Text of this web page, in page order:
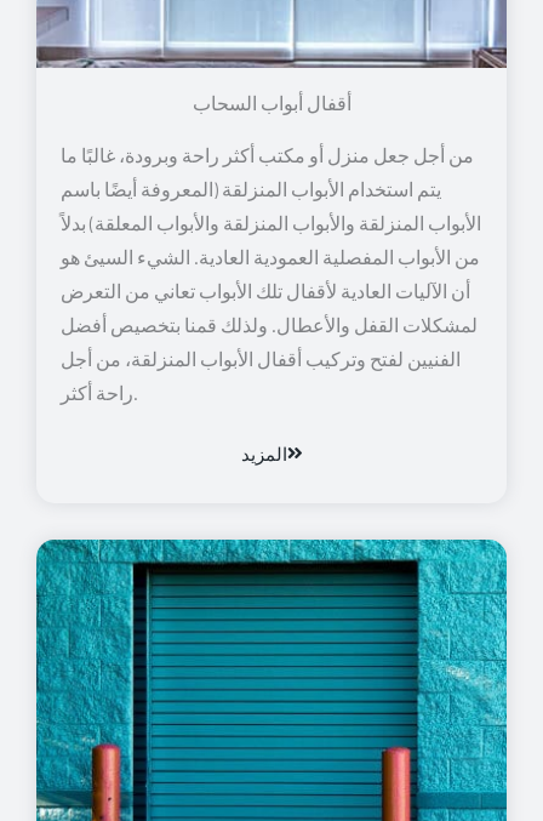
أقفال أبواب السحاب
من أجل جعل منزل أو مكتب أكثر راحة وبرودة، غالبًا ما
يتم استخدام الأبواب المنزلقة (المعروفة أيضًا باسم
الأبواب المنزلقة والأبواب المنزلقة والأبواب المعلقة) بدلاً
من الأبواب المفصلية العمودية العادية. الشيء السيئ هو
أن الآليات العادية لأقفال تلك الأبواب تعاني من التعرض
لمشكلات القفل والأعطال. ولذلك قمنا بتخصيص أفضل
الفنيين لفتح وتركيب أقفال الأبواب المنزلقة، من أجل
راحة أكثر.
المزيد